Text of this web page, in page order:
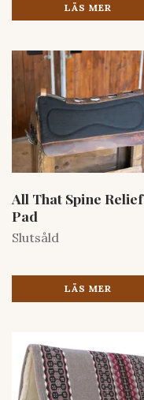
LÄS MER
All That Spine Relief
Pad
Slutsåld
LÄS MER